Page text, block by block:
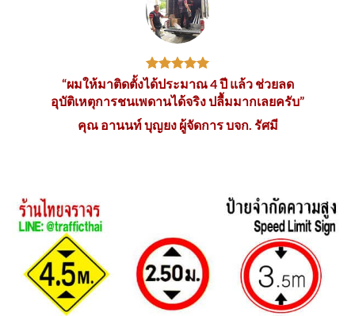
“ผมให้มาติดตั้งได้ประมาณ 4 ปี แล้ว ช่วยลด
อุบัติเหตุการชนเพดานได้จริง ปลื้มมากเลยครับ”
คุณ อานนท์ บุญยง ผู้จัดการ บจก. รัศมี